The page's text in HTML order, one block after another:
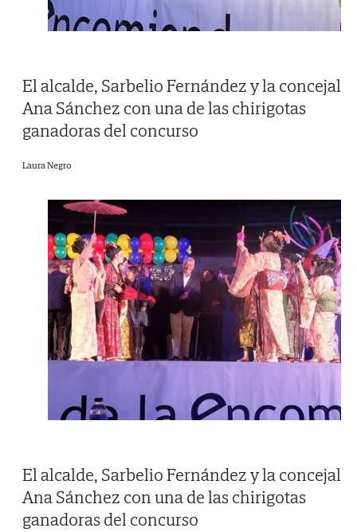
El alcalde, Sarbelio Fernández y la concejal
Ana Sánchez con una de las chirigotas
ganadoras del concurso
Laura Negro
El alcalde, Sarbelio Fernández y la concejal
Ana Sánchez con una de las chirigotas
ganadoras del concurso